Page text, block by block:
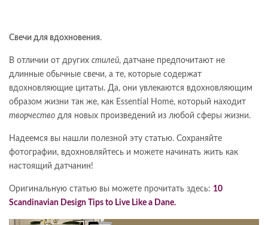
Свечи для вдохновения.
В отличии от других стилей, датчане предпочитают не
длинные обычные свечи, а те, которые содержат
вдохновляющие цитаты. Да, они увлекаются вдохновляющим
образом жизни так же, как Essential Home, который находит
творчество для новых произведений из любой сферы жизни.
Надеемся вы нашли полезной эту статью. Сохраняйте
фотографии, вдохновляйтесь и можете начинать жить как
настоящий датчанин!
Оригинальную статью вы можете прочитать здесь: 10
Scandinavian Design Tips to Live Like a Dane.